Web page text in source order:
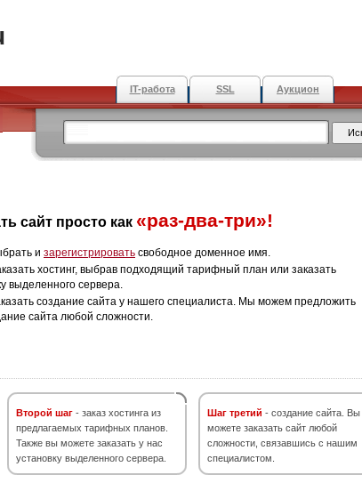
IT-работа SSL Аукцион
сайт просто как «раз-два-три»!
и зарегистрировать свободное доменное имя.
хостинг, выбрав подходящий тарифный план или заказать
выделенного сервера.
создание сайта у нашего специалиста. Мы можем предложить
сайта любой сложности.
Второй шаг - заказ хостинга из
предлагаемых тарифных планов.
Также вы можете заказать у нас
установку выделенного сервера.
Шаг третий - создание сайта. Вы
можете заказать сайт любой
сложности, связавшись с нашим
специалистом.